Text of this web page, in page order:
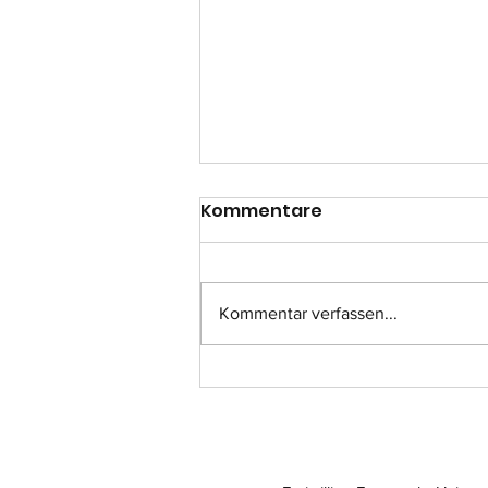
Einsatz-Nr.: 057
Kommentare
Kommentar verfassen...